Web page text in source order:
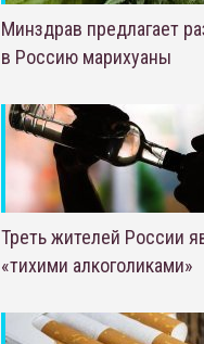
Минздрав предлагает
в Россию марихуаны
Треть жителей России
«тихими алкоголиками»